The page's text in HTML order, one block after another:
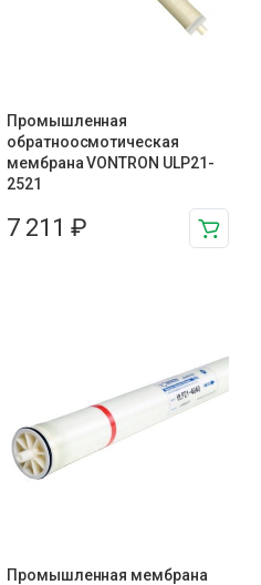
Промышленная
обратноосмотическая
мембрана VONTRON ULP21-
2521
7 211 ₽
Промышленная мембрана